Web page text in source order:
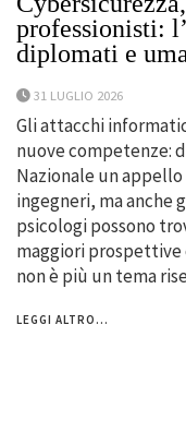
professionisti:
diplomati e
31 LUGLIO 2026
Gli attacchi
nuove competenze:
Nazionale un
ingegneri, ma anche
psicologi possono
maggiori prospettive
non è più un tema
LEGGI ALTRO...